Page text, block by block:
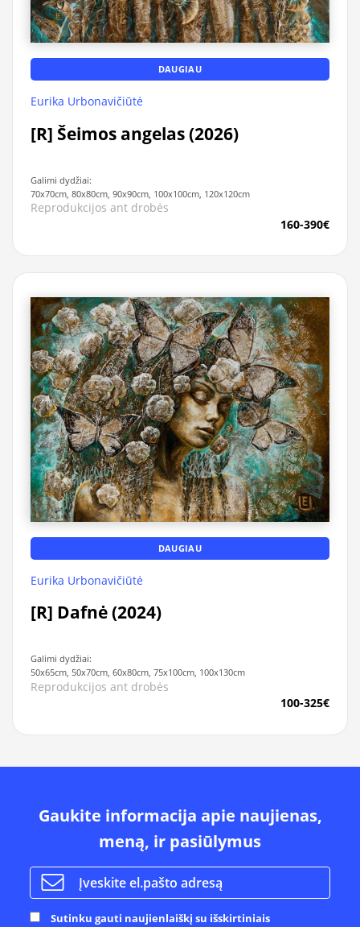
DAUGIAU
Eurika Urbonavičiūtė
[R] Šeimos angelas (2026)
Galimi dydžiai:
70x70cm, 80x80cm, 90x90cm, 100x100cm, 120x120cm
Reprodukcijos ant drobės
160-390€
DAUGIAU
Eurika Urbonavičiūtė
[R] Dafnė (2024)
Galimi dydžiai:
50x65cm, 50x70cm, 60x80cm, 75x100cm, 100x130cm
Reprodukcijos ant drobės
100-325€
Gaukite informacija apie naujienas,
meną, ir pasiūlymus
Sutinku gauti naujienlaiškį su išskirtiniais